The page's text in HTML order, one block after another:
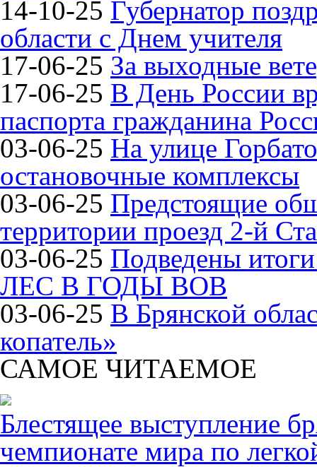
14-10-25 Губернатор
области с Днем учителя
17-06-25 За выходные
17-06-25 В День России
паспорта гражданина
03-06-25 На улице
остановочные комплексы
03-06-25 Предстоящие
территории проезд 2-й
03-06-25 Подведены
ЛЕС В ГОДЫ ВОВ
03-06-25 В Брянской
копатель»
САМОЕ ЧИТАЕМОЕ
Блестящее выступление
чемпионате мира по